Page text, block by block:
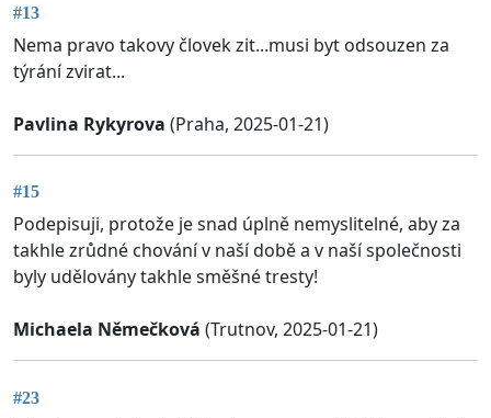
#13
Nema pravo takovy človek zit...musi byt odsouzen za
týrání zvirat...
Pavlina Rykyrova (Praha, 2025-01-21)
#15
Podepisuji, protože je snad úplně nemyslitelné, aby za
takhle zrůdné chování v naší době a v naší společnosti
byly udělovány takhle směšné tresty!
Michaela Němečková (Trutnov, 2025-01-21)
#23